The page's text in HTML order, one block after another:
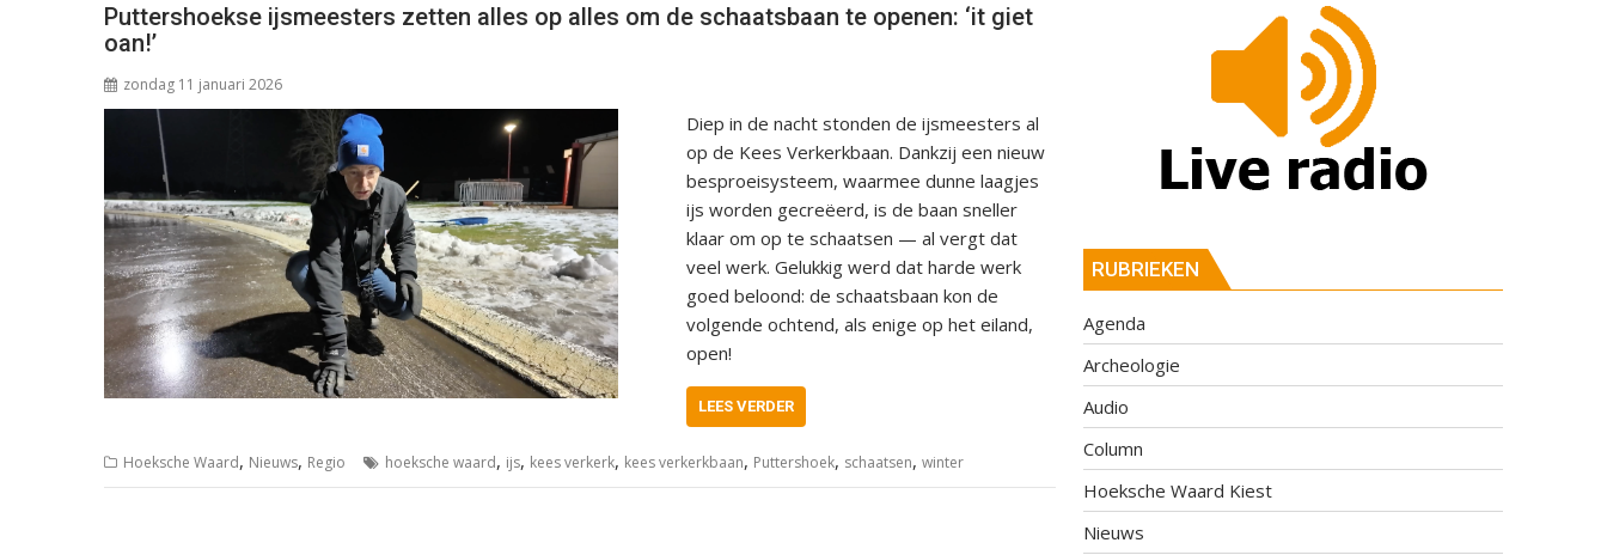
Puttershoekse ijsmeesters zetten alles op alles om de schaatsbaan te openen: ‘it giet
oan!’
zondag 11 januari 2026
Diep in de nacht stonden de ijsmeesters al
op de Kees Verkerkbaan. Dankzij een nieuw
besproeisysteem, waarmee dunne laagjes
ijs worden gecreëerd, is de baan sneller
klaar om op te schaatsen — al vergt dat
veel werk. Gelukkig werd dat harde werk
goed beloond: de schaatsbaan kon de
volgende ochtend, als enige op het eiland,
open!
LEES VERDER
Hoeksche Waard, Nieuws, Regio hoeksche waard, ijs, kees verkerk, kees verkerkbaan, Puttershoek, schaatsen, winter
RUBRIEKEN
Agenda
Archeologie
Audio
Column
Hoeksche Waard Kiest
Nieuws